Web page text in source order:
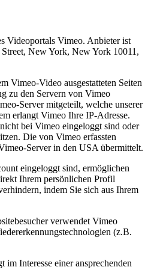
Videoportals Vimeo. Anbieter ist
New York, New York 10011,
Vimeo-Video ausgestatteten Seiten
zu den Servern von Vimeo
Server mitgeteilt, welche unserer
erlangt Vimeo Ihre IP-Adresse.
bei Vimeo eingeloggt sind oder
Die von Vimeo erfassten
Server in den USA übermittelt.
eingeloggt sind, ermöglichen
Ihrem persönlichen Profil
indem Sie sich aus Ihrem
verwendet Vimeo
(z.B.
Interesse einer ansprechenden